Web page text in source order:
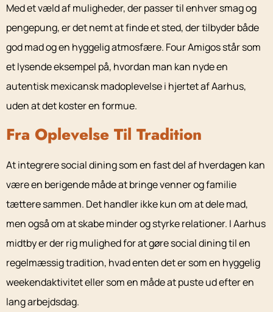
Med et væld af muligheder, der passer til enhver smag og
pengepung, er det nemt at finde et sted, der tilbyder både
god mad og en hyggelig atmosfære. Four Amigos står som
et lysende eksempel på, hvordan man kan nyde en
autentisk mexicansk madoplevelse i hjertet af Aarhus,
uden at det koster en formue.
Fra Oplevelse Til Tradition
At integrere social dining som en fast del af hverdagen kan
være en berigende måde at bringe venner og familie
tættere sammen. Det handler ikke kun om at dele mad,
men også om at skabe minder og styrke relationer. I Aarhus
midtby er der rig mulighed for at gøre social dining til en
regelmæssig tradition, hvad enten det er som en hyggelig
weekendaktivitet eller som en måde at puste ud efter en
lang arbejdsdag.